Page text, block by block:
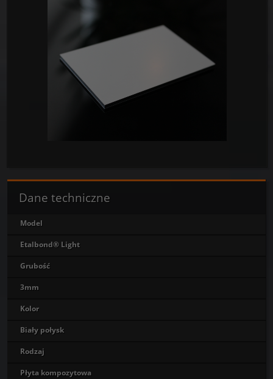
Dane techniczne
Model
Etalbond® Light
Grubość
3mm
Kolor
Biały połysk
Rodzaj
Płyta kompozytowa